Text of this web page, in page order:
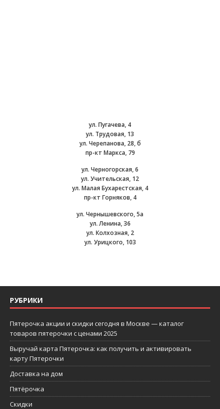
ул. Пугачева, 4
ул. Трудовая, 13
ул. Черепанова, 28, б
пр-кт Маркса, 79
ул. Черногорская, 6
ул. Учительская, 12
ул. Малая Бухарестская, 4
пр-кт Горняков, 4
ул. Чернышевского, 5а
ул. Ленина, 36
ул. Колхозная, 2
ул. Урицкого, 103
РУБРИКИ
Пятерочка акции и скидки сегодня в Москве — каталог
товаров пятерочки с ценами 2025
Выручай карта Пятерочка: как получить и активировать
карту Пятерочки
Доставка на дом
Пятёрочка
Скидки